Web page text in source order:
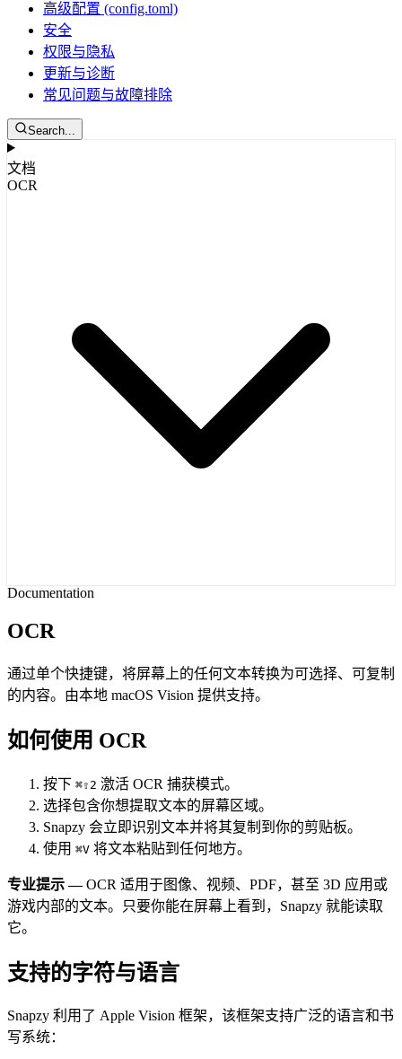
高级配置 (config.toml)
安全
权限与隐私
更新与诊断
常见问题与故障排除
Search...
文档
OCR
Documentation
OCR
通过单个快捷键，将屏幕上的任何文本转换为可选择、可复制
的内容。由本地 macOS Vision 提供支持。
如何使用 OCR
按下 ⌘⇧2 激活 OCR 捕获模式。
选择包含你想提取文本的屏幕区域。
Snapzy 会立即识别文本并将其复制到你的剪贴板。
使用 ⌘V 将文本粘贴到任何地方。
专业提示 —OCR 适用于图像、视频、PDF，甚至 3D 应用或
游戏内部的文本。只要你能在屏幕上看到，Snapzy 就能读取
它。
支持的字符与语言
Snapzy 利用了 Apple Vision 框架，该框架支持广泛的语言和书
写系统：